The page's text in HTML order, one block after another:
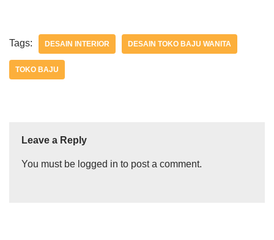
Tags: DESAIN INTERIOR DESAIN TOKO BAJU WANITA
TOKO BAJU
Leave a Reply
You must be logged in to post a comment.